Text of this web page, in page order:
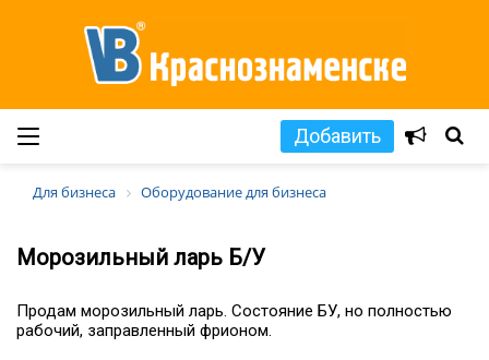
Добавить
Для бизнеса Оборудование для бизнеса
Морозильный ларь Б/У
Продам морозильный ларь. Состояние БУ, но полностью
рабочий, заправленный фрионом.